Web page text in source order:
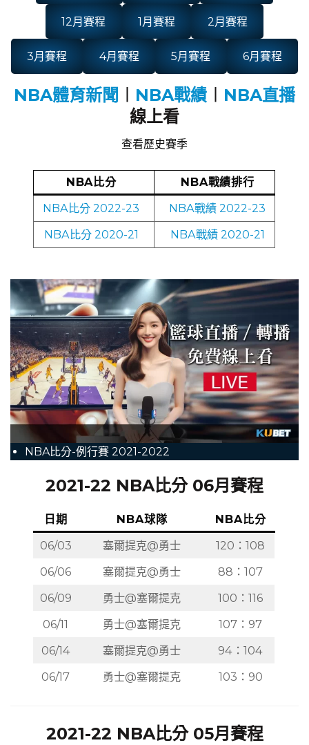
12月賽程 1月賽程 2月賽程
3月賽程 4月賽程 5月賽程 6月賽程
NBA體育新聞 NBA戰績
NBA直播
線上看
查看歷史賽季
NBA比分
NBA戰績排行
NBA比分 2022-23
NBA戰績 2022-23
NBA比分 2020-21
NBA戰績 2020-21
NBA比分-例行賽 2021-2022
2021-22 NBA比分 06月賽程
日期 NBA球隊
NBA比分
06/03
塞爾提克@勇士
120：108
06/06
塞爾提克@勇士
88：107
06/09
勇士@塞爾提克
100：116
06/11
勇士@塞爾提克
107：97
06/14
塞爾提克@勇士
94：104
06/17
勇士@塞爾提克 103：90
2021-22 NBA比分 05月賽程